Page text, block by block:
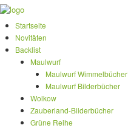
Startseite
Novitäten
Backlist
Maulwurf
Maulwurf Wimmelbücher
Maulwurf Bilderbücher
Wolkow
Zauberland-Bilderbücher
Grüne Reihe